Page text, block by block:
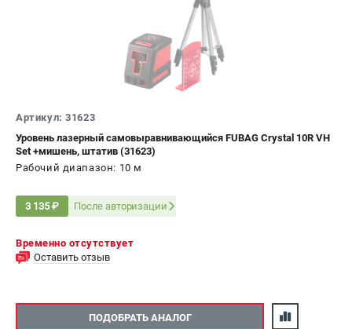
Артикул: 31623
Уровень лазерный самовыравнивающийся FUBAG Crystal 10R VH
Set +мишень, штатив (31623)
Рабочий диапазон: 10 м
3 135 ₽ После авторизации
Временно отсутствует
Оставить отзыв
ПОДОБРАТЬ АНАЛОГ